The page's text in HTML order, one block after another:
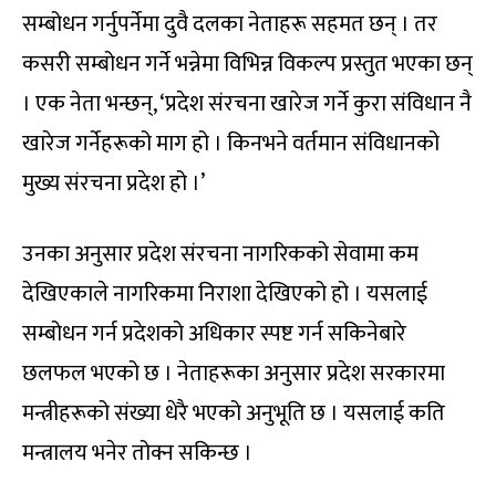
सम्बोधन गर्नुपर्नेमा दुवै दलका नेताहरू सहमत छन् । तर
कसरी सम्बोधन गर्ने भन्नेमा विभिन्न विकल्प प्रस्तुत भएका छन्
। एक नेता भन्छन्, ‘प्रदेश संरचना खारेज गर्ने कुरा संविधान नै
खारेज गर्नेहरूको माग हो । किनभने वर्तमान संविधानको
मुख्य संरचना प्रदेश हो ।’
उनका अनुसार प्रदेश संरचना नागरिकको सेवामा कम
देखिएकाले नागरिकमा निराशा देखिएको हो । यसलाई
सम्बोधन गर्न प्रदेशको अधिकार स्पष्ट गर्न सकिनेबारे
छलफल भएको छ । नेताहरूका अनुसार प्रदेश सरकारमा
मन्त्रीहरूको संख्या धेरै भएको अनुभूति छ । यसलाई कति
मन्त्रालय भनेर तोक्न सकिन्छ ।